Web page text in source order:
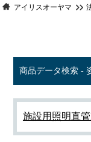
アイリスオーヤマ
商品データ検索 -
施設用照明直